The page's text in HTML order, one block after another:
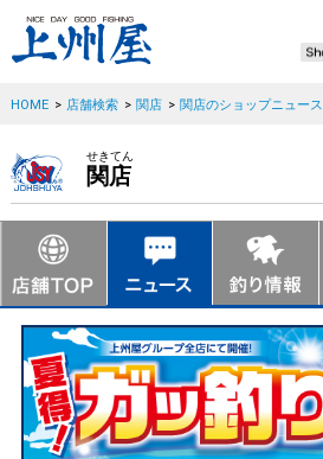
HOME > 店舗検索 > 関店 > 関店のショップニュース
せきてん
関店